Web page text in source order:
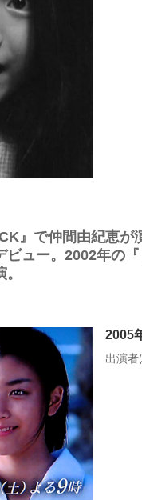
』で仲間由紀恵
ビュー。2002年の
2005
出演者